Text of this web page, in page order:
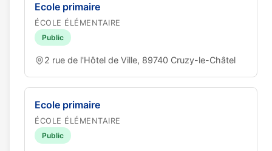
Ecole primaire
ÉCOLE ÉLÉMENTAIRE
Public
2 rue de l'Hôtel de Ville, 89740 Cruzy-le-Châtel
Ecole primaire
ÉCOLE ÉLÉMENTAIRE
Public